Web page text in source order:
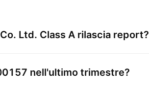
Ltd. Class A rilascia report?
nell'ultimo trimestre?